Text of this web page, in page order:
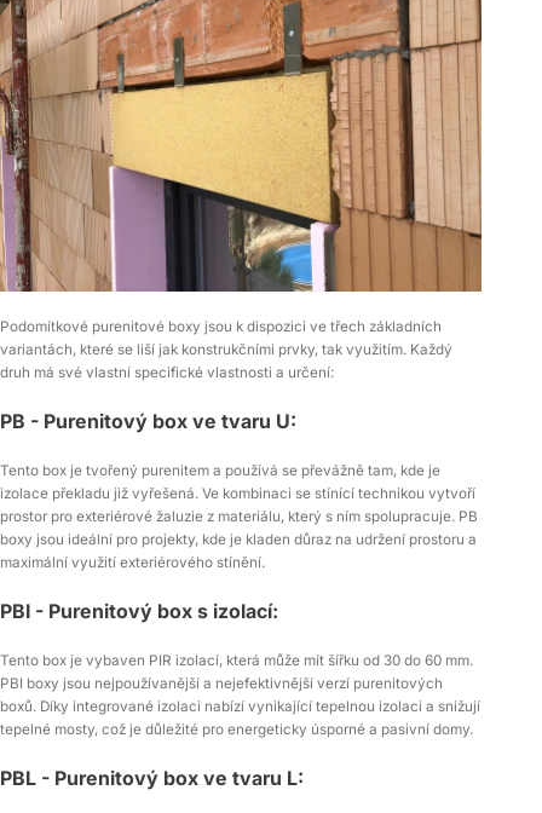
Podomítkové purenitové boxy jsou k dispozici ve třech základních
variantách, které se liší jak konstrukčními prvky, tak využitím. Každý
druh má své vlastní specifické vlastnosti a určení:
PB - Purenitový box ve tvaru U:
Tento box je tvořený purenitem a používá se převážně tam, kde je
izolace překladu již vyřešená. Ve kombinaci se stínící technikou vytvoří
prostor pro exteriérové žaluzie z materiálu, který s ním spolupracuje. PB
boxy jsou ideální pro projekty, kde je kladen důraz na udržení prostoru a
maximální využití exteriérového stínění.
PBI - Purenitový box s izolací:
Tento box je vybaven PIR izolací, která může mít šířku od 30 do 60 mm.
PBI boxy jsou nejpoužívanější a nejefektivnější verzí purenitových
boxů. Díky integrované izolaci nabízí vynikající tepelnou izolaci a snižují
tepelné mosty, což je důležité pro energeticky úsporné a pasivní domy.
PBL - Purenitový box ve tvaru L: